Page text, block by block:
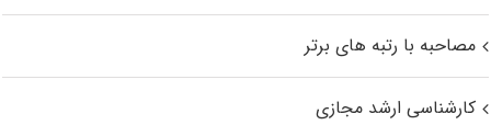
مصاحبه با رتبه های برتر
کارشناسی ارشد مجازی